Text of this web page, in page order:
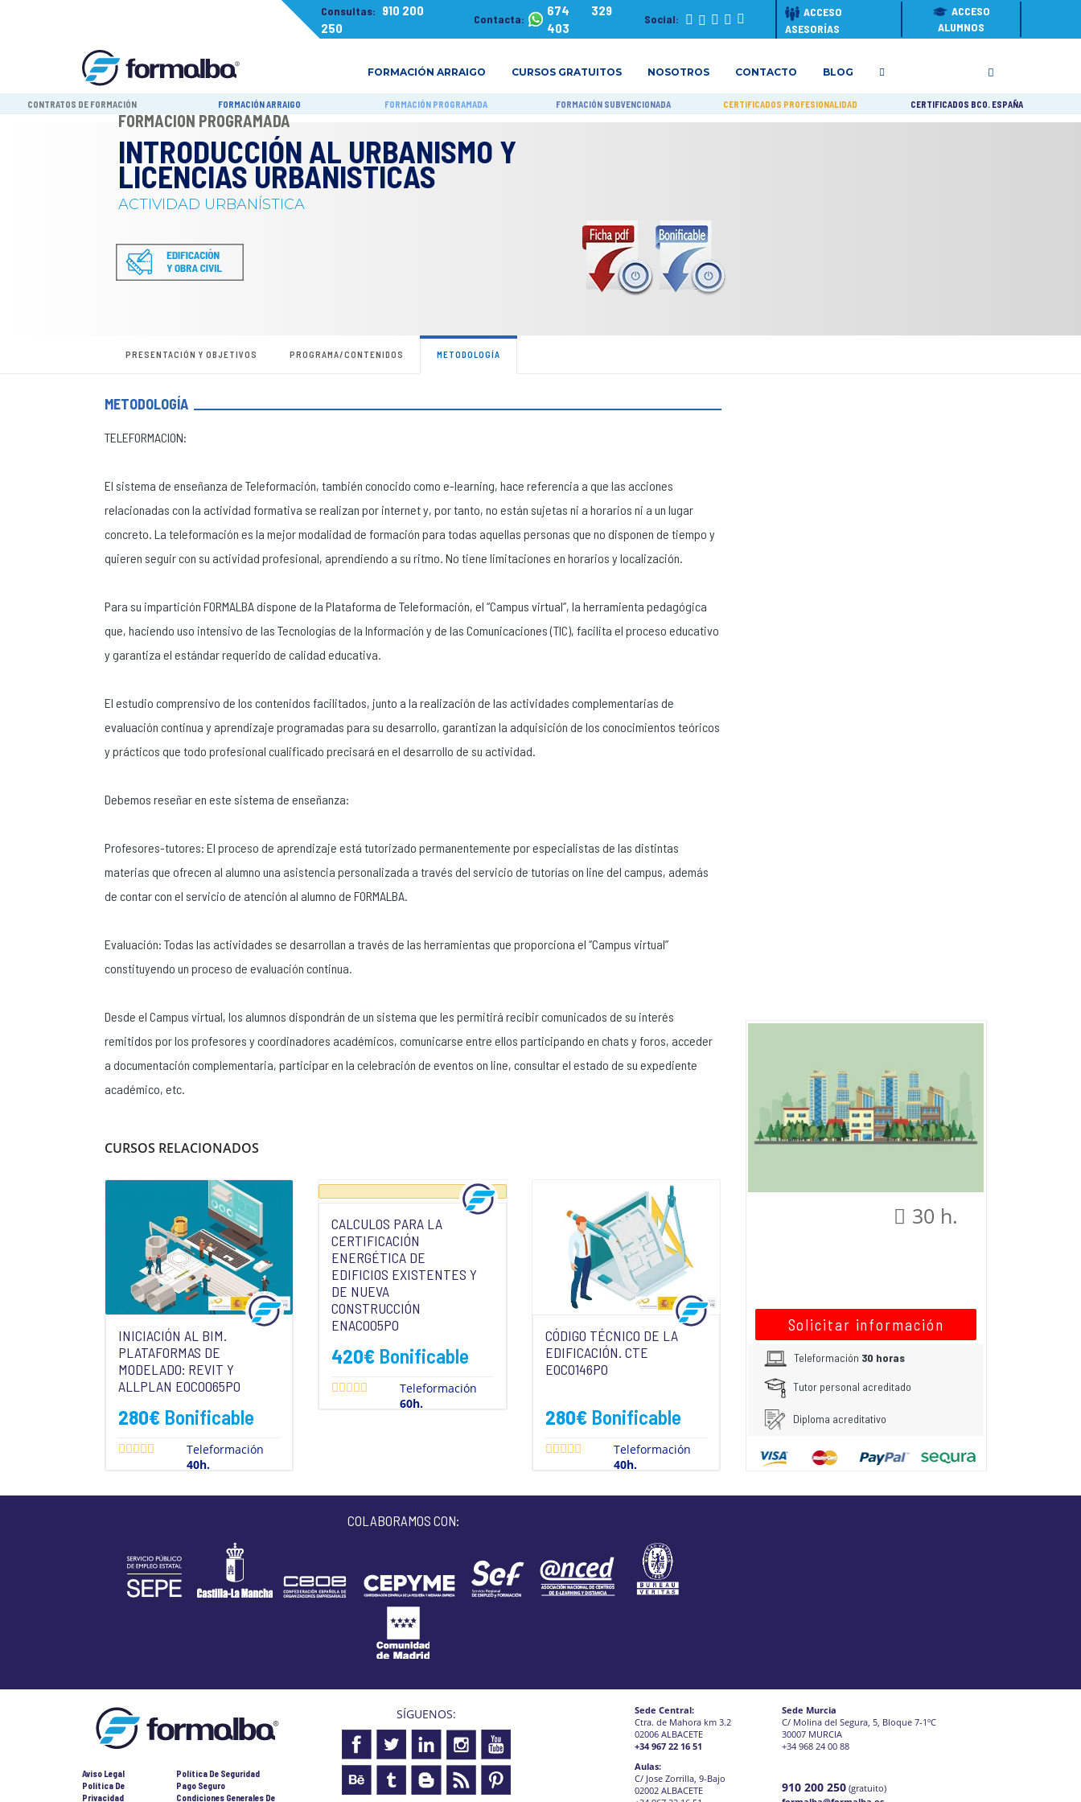
Consultas: 910 200
250
Contacta:
674 329
403
Social:
ACCESO
ASESORÍAS
ACCESO
ALUMNOS
FORMACIÓN ARRAIGO CURSOS GRATUITOS NOSOTROS CONTACTO BLOG
CONTRATOS DE FORMACIÓN FORMACIÓN ARRAIGO FORMACIÓN PROGRAMADA FORMACIÓN SUBVENCIONADA CERTIFICADOS PROFESIONALIDAD CERTIFICADOS BCO. ESPAÑA
FORMACIÓN PROGRAMADA
INTRODUCCIÓN AL URBANISMO Y
LICENCIAS URBANISTICAS
ACTIVIDAD URBANÍSTICA
PRESENTACIÓN Y OBJETIVOS PROGRAMA/CONTENIDOS METODOLOGÍA
METODOLOGÍA
TELEFORMACION:
El sistema de enseñanza de Teleformación, también conocido como e-learning, hace referencia a que las acciones
relacionadas con la actividad formativa se realizan por internet y, por tanto, no están sujetas ni a horarios ni a un lugar
concreto. La teleformación es la mejor modalidad de formación para todas aquellas personas que no disponen de tiempo y
quieren seguir con su actividad profesional, aprendiendo a su ritmo. No tiene limitaciones en horarios y localización.
Para su impartición FORMALBA dispone de la Plataforma de Teleformación, el “Campus virtual”, la herramienta pedagógica
que, haciendo uso intensivo de las Tecnologías de la Información y de las Comunicaciones (TIC), facilita el proceso educativo
y garantiza el estándar requerido de calidad educativa.
El estudio comprensivo de los contenidos facilitados, junto a la realización de las actividades complementarias de
evaluación continua y aprendizaje programadas para su desarrollo, garantizan la adquisición de los conocimientos teóricos
y prácticos que todo profesional cualificado precisará en el desarrollo de su actividad.
Debemos reseñar en este sistema de enseñanza:
Profesores-tutores: El proceso de aprendizaje está tutorizado permanentemente por especialistas de las distintas
materias que ofrecen al alumno una asistencia personalizada a través del servicio de tutorías on line del campus, además
de contar con el servicio de atención al alumno de FORMALBA.
Evaluación: Todas las actividades se desarrollan a través de las herramientas que proporciona el “Campus virtual”
constituyendo un proceso de evaluación continua.
Desde el Campus virtual, los alumnos dispondrán de un sistema que les permitirá recibir comunicados de su interés
remitidos por los profesores y coordinadores académicos, comunicarse entre ellos participando en chats y foros, acceder
a documentación complementaria, participar en la celebración de eventos on line, consultar el estado de su expediente
académico, etc.
CURSOS RELACIONADOS
INICIACIÓN AL BIM.
PLATAFORMAS DE
MODELADO: REVIT Y
ALLPLAN EOCO065PO
280€ Bonificable
Teleformación
40h.
CALCULOS PARA LA
CERTIFICACIÓN
ENERGÉTICA DE
EDIFICIOS EXISTENTES Y
DE NUEVA
CONSTRUCCIÓN
ENAC005PO
420€ Bonificable
Teleformación
60h.
CÓDIGO TÉCNICO DE LA
EDIFICACIÓN. CTE
EOCO146PO
280€ Bonificable
Teleformación
40h.
30 h.
Solicitar información
Teleformación 30 horas
Tutor personal acreditado
Diploma acreditativo
COLABORAMOS CON:
Aviso Legal
Política De
Privacidad
Política De Seguridad
Pago Seguro
Condiciones Generales De
SÍGUENOS:
Sede Central:
Ctra. de Mahora km 3.2
02006 ALBACETE
+34 967 22 16 51
Aulas:
C/ Jose Zorrilla, 9-Bajo
02002 ALBACETE
Sede Murcia
C/ Molina del Segura, 5, Bloque 7-1ºC
30007 MURCIA
+34 968 24 00 88
910 200 250 (gratuito)